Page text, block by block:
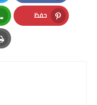
Facebook
حفظ
Pinterest